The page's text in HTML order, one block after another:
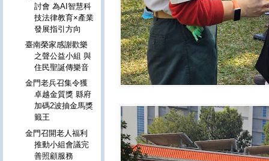
討會 為AI智慧科
技法律教育×產業
發展指引方向
臺南榮家感謝歡樂
之聲公益小組 與
住民聖誕傳樂音
金門老兵召集令獲
卓越金質獎 縣府
加碼2波抽金馬獎
籤王
金門召開老人福利
推動小組會議完
善照顧服務